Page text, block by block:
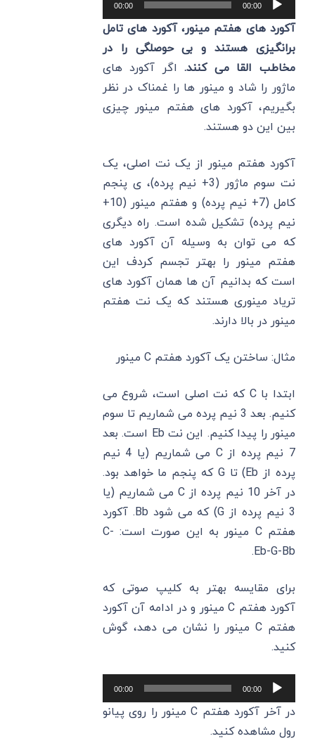
صوت
00:00
00:00
آکورد های هفتم مینور، آکورد های تامل
برانگیزی هستند و بی حوصلگی را در
مخاطب القا می‌ کنند.اگر آکورد های
ماژور را شاد و مینور ها را غمناک در نظر
بگیریم، آکورد های هفتم مینور چیزی
بین این دو هستند.
آکورد هفتم مینور از یک نت اصلی، یک
نت سوم ماژور (3+ نیم پرده)، ی پنجم
کامل (7+ نیم پرده) و هفتم مینور (10+
نیم پرده) تشکیل شده است. راه دیگری
که می‌ توان به وسیله آن آکورد های
هفتم مینور را بهتر تجسم کردف این
است که بدانیم آن ها همان آکورد های
تریاد مینوری هستند که یک نت هفتم
مینور در بالا دارند.
مثال: ساختن یک آکورد هفتم C‌ مینور
ابتدا با C‌ که نت اصلی است، شروع می‌
کنیم. بعد 3 نیم پرده می ‌شماریم تا سوم
مینور را پیدا کنیم. این نت Eb‌ است. بعد
7 نیم پرده از C می ‌شماریم (یا 4 نیم
پرده از Eb) تا G که پنجم ما خواهد بود.
در آخر 10 نیم پرده از C می ‌شماریم (یا
3 نیم پرده از G) که می شود Bb. آکورد
هفتم C‌ مینور به این صورت است: C-
Eb-G-Bb.
برای مقایسه بهتر به کلیپ صوتی که
آکورد هفتم C‌ مینور و در ادامه آن آکورد
هفتم C‌ مینور را نشان می ‌دهد، گوش
کنید.
پخش‌کننده
صوت
00:00
00:00
در آخر آکورد هفتم C‌ مینور را روی پیانو
رول مشاهده کنید.